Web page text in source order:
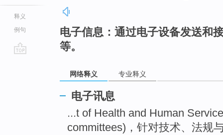
释义
例句
电子信息：通过电子设备发送和
等。
网络释义 专业释义
电子讯息
...t of Health and Human
committees)，针对技术、法规